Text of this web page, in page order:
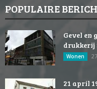
POPULAIRE
Gevel en
drukkerij
Wonen
21 april